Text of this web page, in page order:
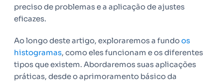
preciso de problemas e a aplicação de ajustes
eficazes.
Ao longo deste artigo, exploraremos a fundoos
histogramas, como eles funcionam e os diferentes
tipos que existem. Abordaremos suas aplicações
práticas, desde o aprimoramento básico da